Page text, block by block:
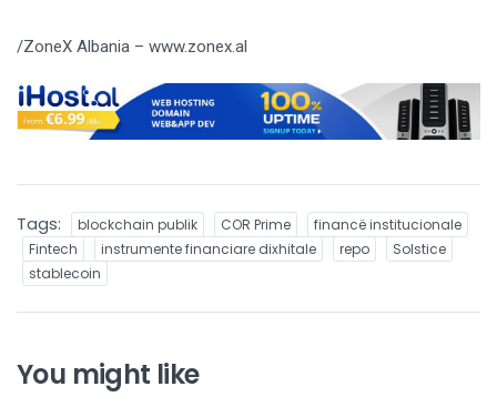
/ZoneX Albania – www.zonex.al
Tags: blockchain publik COR Prime
financë institucionale
Fintech
instrumente financiare dixhitale repo
Solstice
stablecoin
You might like